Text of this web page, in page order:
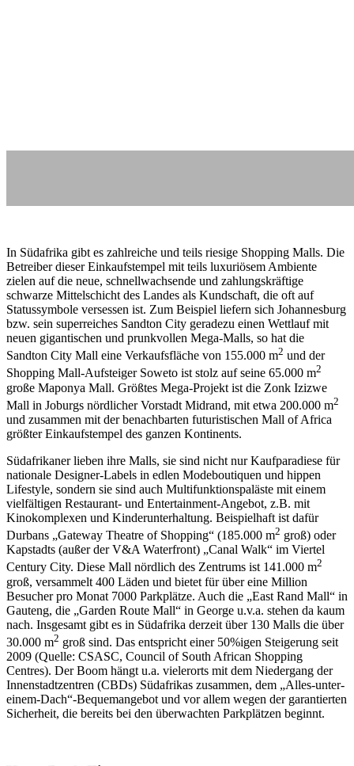
In Südafrika gibt es zahlreiche und teils riesige Shopping Malls. Die
Betreiber dieser Einkaufstempel mit teils luxuriösem Ambiente
zielen auf die neue, schnellwachsende und zahlungskräftige
schwarze Mittelschicht des Landes als Kundschaft, die oft auf
Statussymbole versessen ist. Zum Beispiel liefern sich Johannesburg
bzw. sein superreiches Sandton City geradezu einen Wettlauf mit
neuen gigantischen und prunkvollen Mega-Malls, so hat die
Sandton City Mall eine Verkaufsfläche von 155.000 m2 und der
Shopping Mall-Aufsteiger Soweto ist stolz auf seine 65.000 m2
große Maponya Mall. Größtes Mega-Projekt ist die Zonk Izizwe
Mall in Joburgs nördlicher Vorstadt Midrand, mit etwa 200.000 m2
und zusammen mit der benachbarten futuristischen Mall of Africa
größter Einkaufstempel des ganzen Kontinents.
Südafrikaner lieben ihre Malls, sie sind nicht nur Kaufparadiese für
nationale Designer-Labels in edlen Modeboutiquen und hippen
Lifestyle, sondern sie sind auch Multifunktionspaläste mit einem
vielfältigen Restaurant- und Entertainment-Angebot, z.B. mit
Kinokomplexen und Kinderunterhaltung. Beispielhaft ist dafür
Durbans „Gateway Theatre of Shopping“ (185.000 m2 groß) oder
Kapstadts (außer der V&A Waterfront) „Canal Walk“ im Viertel
Century City. Diese Mall nördlich des Zentrums ist 141.000 m2
groß, versammelt 400 Läden und bietet für über eine Million
Besucher pro Monat 7000 Parkplätze. Auch die „East Rand Mall“ in
Gauteng, die „Garden Route Mall“ in George u.v.a. stehen da kaum
nach. Insgesamt gibt es in Südafrika derzeit über 130 Malls die über
30.000 m2 groß sind. Das entspricht einer 50%igen Steigerung seit
2009 (Quelle: CSASC, Council of South African Shopping
Centres). Der Boom hängt u.a. vielerorts mit dem Niedergang der
Innenstadtzentren (CBDs) Südafrikas zusammen, dem „Alles-unter-
einem-Dach“-Bequemangebot und vor allem wegen der garantierten
Sicherheit, die bereits bei den überwachten Parkplätzen beginnt.